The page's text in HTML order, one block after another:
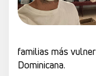
familias más
Dominicana.